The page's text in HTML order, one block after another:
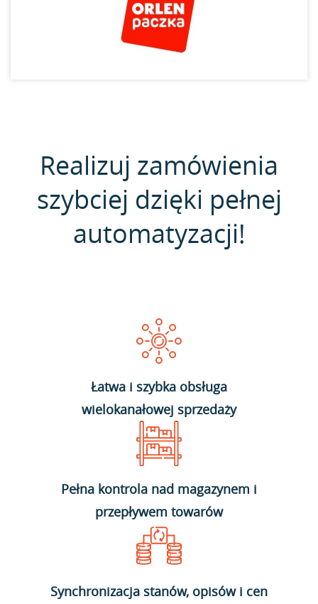
Realizuj zamówienia
szybciej dzięki pełnej
automatyzacji!
Łatwa i szybka obsługa
wielokanałowej sprzedaży
Pełna kontrola nad magazynem i
przepływem towarów
Synchronizacja stanów, opisów i cen